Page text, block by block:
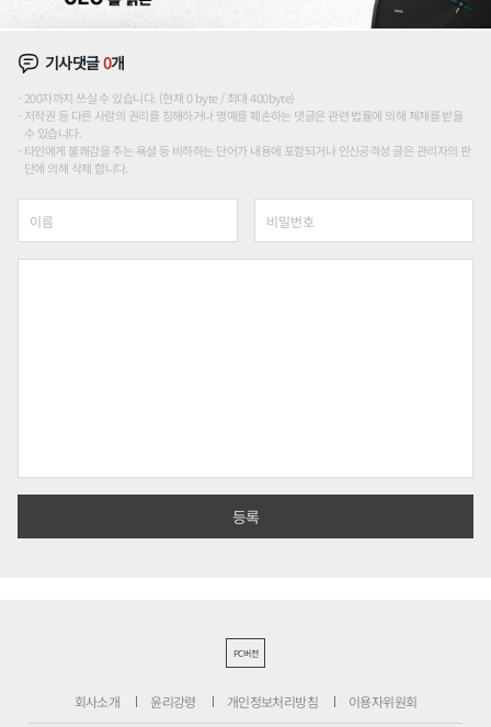
기사댓글0개
200자까지 쓰실 수 있습니다. (현재 0 byte / 최대 400byte)
저작권 등 다른 사람의 권리를 침해하거나 명예를 훼손하는 댓글은 관련 법률에 의해 제재를 받을
수 있습니다.
타인에게 불쾌감을 주는 욕설 등 비하하는 단어가 내용에 포함되거나 인신공격성 글은 관리자의 판
단에 의해 삭제 합니다.
PC버전
회사소개 윤리강령 개인정보처리방침 이용자위원회